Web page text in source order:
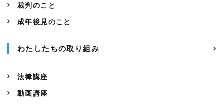
裁判のこと
成年後見のこと
わたしたちの取り組み
法律講座
動画講座